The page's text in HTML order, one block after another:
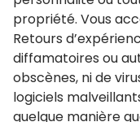
propriété. Vous
Retours
diffamatoires ou
obscènes, ni de
logiciels
quelque manière